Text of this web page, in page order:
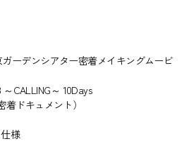
ガーデンシアター密着メイキングムービ
～CALLING～ 10Days
ドキュメント）
様